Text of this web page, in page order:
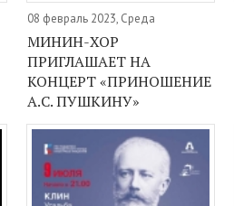
08 февраль 2023, Среда
МИНИН-ХОР
ПРИГЛАШАЕТ НА
КОНЦЕРТ «ПРИНОШЕНИЕ
А.С. ПУШКИНУ»